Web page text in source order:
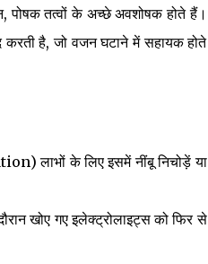
पोषक तत्वों के अच्छे अवशोषक होते हैं।
करती है, जो वजन घटाने में सहायक होते
लाभों के लिए इसमें नींबू निचोड़ें या
खोए गए इलेक्ट्रोलाइट्स को फिर से